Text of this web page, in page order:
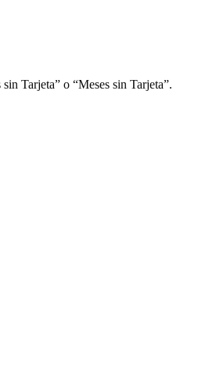
Tarjeta” o “Meses sin Tarjeta”.